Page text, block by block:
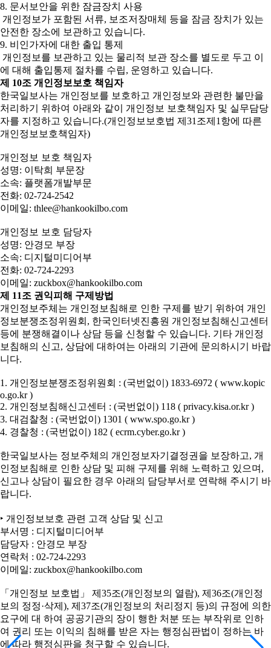
8. 문서보안을 위한 잠금장치 사용
개인정보가 포함된 서류, 보조저장매체 등을 잠금 장치가 있는
안전한 장소에 보관하고 있습니다.
9. 비인가자에 대한 출입 통제
개인정보를 보관하고 있는 물리적 보관 장소를 별도로 두고 이
에 대해 출입통제 절차를 수립, 운영하고 있습니다.
제 10조 개인정보보호 책임자
한국일보사는 개인정보를 보호하고 개인정보와 관련한 불만을
처리하기 위하여 아래와 같이 개인정보 보호책임자 및 실무담당
자를 지정하고 있습니다.(개인정보보호법 제31조제1항에 따른
개인정보보호책임자)
개인정보 보호 책임자
성명: 이탁희 부문장
소속: 플랫폼개발부문
전화: 02-724-2542
이메일: thlee@hankookilbo.com
개인정보 보호 담당자
성명: 안경모 부장
소속: 디지털미디어부
전화: 02-724-2293
이메일: zuckbox@hankookilbo.com
제 11조 권익피해 구제방법
개인정보주체는 개인정보침해로 인한 구제를 받기 위하여 개인
정보분쟁조정위원회, 한국인터넷진흥원 개인정보침해신고센터
등에 분쟁해결이나 상담 등을 신청할 수 있습니다. 기타 개인정
보침해의 신고, 상담에 대하여는 아래의 기관에 문의하시기 바랍
니다.
1. 개인정보분쟁조정위원회 : (국번없이) 1833-6972 ( www.kopic
o.go.kr )
2. 개인정보침해신고센터 : (국번없이) 118 ( privacy.kisa.or.kr )
3. 대검찰청 : (국번없이) 1301 ( www.spo.go.kr )
4. 경찰청 : (국번없이) 182 ( ecrm.cyber.go.kr )
한국일보사는 정보주체의 개인정보자기결정권을 보장하고, 개
인정보침해로 인한 상담 및 피해 구제를 위해 노력하고 있으며,
신고나 상담이 필요한 경우 아래의 담당부서로 연락해 주시기 바
랍니다.
‣ 개인정보보호 관련 고객 상담 및 신고
부서명 : 디지털미디어부
담당자 : 안경모 부장
연락처 : 02-724-2293
이메일: zuckbox@hankookilbo.com
「개인정보 보호법」 제35조(개인정보의 열람), 제36조(개인정
보의 정정·삭제), 제37조(개인정보의 처리정지 등)의 규정에 의한
요구에 대 하여 공공기관의 장이 행한 처분 또는 부작위로 인하
여 권리 또는 이익의 침해를 받은 자는 행정심판법이 정하는 바
에 따라 행정심판을 청구할 수 있습니다.